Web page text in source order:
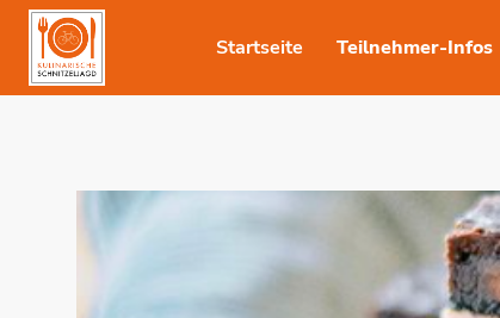
Startseite Teilnehmer-Infos